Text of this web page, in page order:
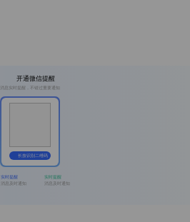
开通微信提醒
消息实时提醒，不错过重要通知
长按识别二维码
实时提醒
消息及时通知
实时提醒
消息及时通知